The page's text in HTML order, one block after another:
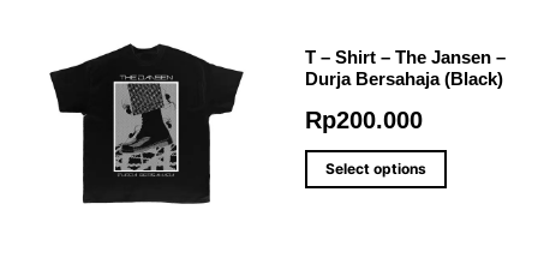
T – Shirt – The Jansen –
Durja Bersahaja (Black)
Rp200.000
Select options